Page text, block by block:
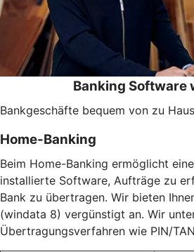
Banking Software
Bankgeschäfte bequem von zu
Home-Banking
Beim Home-Banking ermöglicht
installierte Software, Aufträge zu
Bank zu übertragen. Wir bieten
(windata 8) vergünstigt an. Wir
Übertragungsverfahren wie PIN/